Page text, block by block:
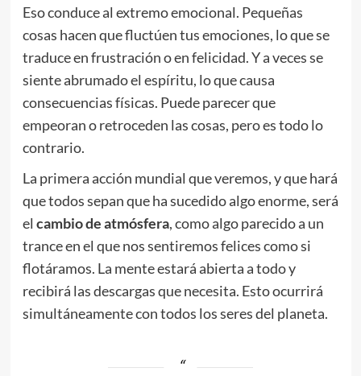
Eso conduce al extremo emocional. Pequeñas
cosas hacen que fluctúen tus emociones, lo que se
traduce en frustración o en felicidad. Y a veces se
siente abrumado el espíritu, lo que causa
consecuencias físicas. Puede parecer que
empeoran o retroceden las cosas, pero es todo lo
contrario.
La primera acción mundial que veremos, y que hará
que todos sepan que ha sucedido algo enorme, será
el cambio de atmósfera, como algo parecido a un
trance en el que nos sentiremos felices como si
flotáramos. La mente estará abierta a todo y
recibirá las descargas que necesita. Esto ocurrirá
simultáneamente con todos los seres del planeta.